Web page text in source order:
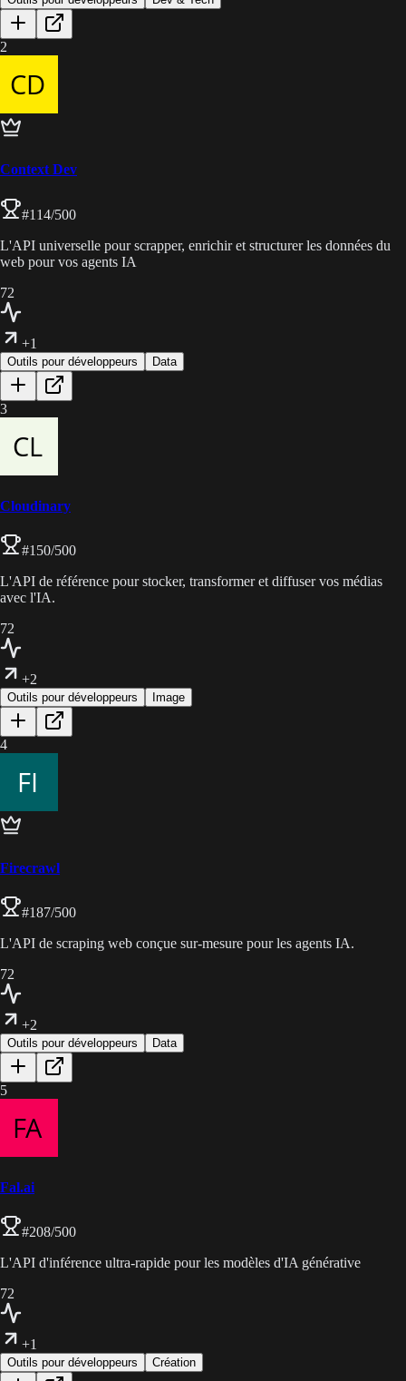
2
Context Dev
#114/500
L'API universelle pour scrapper, enrichir et structurer les données du
web pour vos agents IA
72
+1
Outils pour développeurs Data
3
Cloudinary
#150/500
L'API de référence pour stocker, transformer et diffuser vos médias
avec l'IA.
72
+2
Outils pour développeurs Image
4
Firecrawl
#187/500
L'API de scraping web conçue sur-mesure pour les agents IA.
72
+2
Outils pour développeurs Data
5
Fal.ai
#208/500
L'API d'inférence ultra-rapide pour les modèles d'IA générative
72
+1
Outils pour développeurs Création